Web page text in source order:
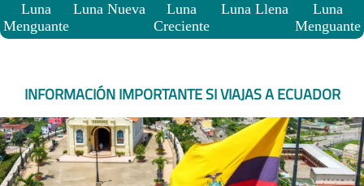
Luna
Menguante
Luna Nueva
Luna
Creciente
Luna Llena
Luna
Menguante
INFORMACIÓN IMPORTANTE SI VIAJAS A ECUADOR